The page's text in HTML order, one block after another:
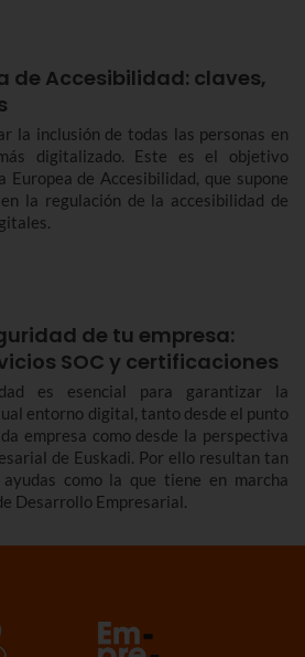
de Accesibilidad: claves,
la inclusión de todas las personas en
digitalizado. Este es el objetivo
de Accesibilidad, que supone
la regulación de la accesibilidad de
de tu empresa:
SOC y certificaciones
es esencial para garantizar la
entorno digital, tanto desde el punto
empresa como desde la perspectiva
de Euskadi. Por ello resultan tan
como la que tiene en marcha
Desarrollo Empresarial.